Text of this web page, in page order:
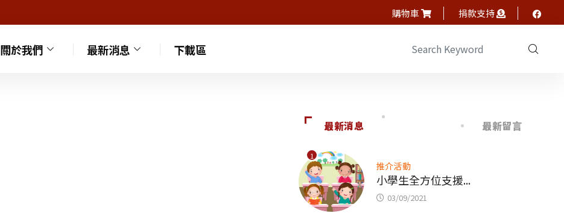
購物車 捐款支持
關於我們 最新消息 下載區
最新消息 最新留言
1
推介活動
小學生全方位支援...
03/09/2021